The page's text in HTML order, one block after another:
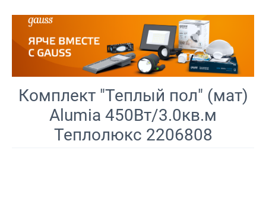
Комплект "Теплый пол" (мат)
Alumia 450Вт/3.0кв.м
Теплолюкс 2206808